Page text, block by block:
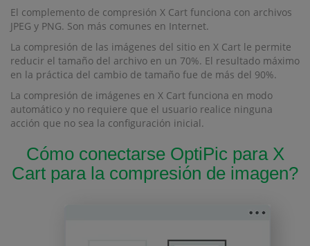
El complemento de compresión X Cart funciona con archivos
JPEG y PNG. Son más comunes en Internet.
La compresión de las imágenes del sitio en X Cart le permite
reducir el tamaño del archivo en un 70%. El resultado máximo
en la práctica del cambio de tamaño fue de más del 90%.
La compresión de imágenes en X Cart funciona en modo
automático y no requiere que el usuario realice ninguna
acción que no sea la configuración inicial.
Cómo conectarse OptiPic para X
Cart para la compresión de imagen?